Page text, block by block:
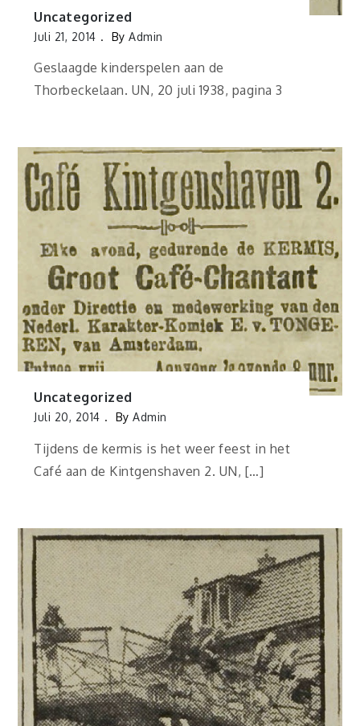
Uncategorized
Juli 21, 2014 ByAdmin
Geslaagde kinderspelen aan de
Thorbeckelaan. UN, 20 juli 1938, pagina 3
Uncategorized
Juli 20, 2014 ByAdmin
Tijdens de kermis is het weer feest in het
Café aan de Kintgenshaven 2. UN, […]